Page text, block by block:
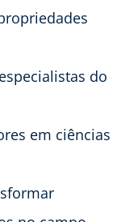
do
em ciências